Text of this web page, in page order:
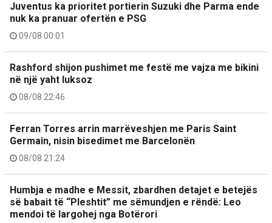
Juventus ka prioritet portierin Suzuki dhe Parma ende
nuk ka pranuar ofertën e PSG
09/08 00:01
Rashford shijon pushimet me festë me vajza me bikini
në një yaht luksoz
08/08 22:46
Ferran Torres arrin marrëveshjen me Paris Saint
Germain, nisin bisedimet me Barcelonën
08/08 21:24
Humbja e madhe e Messit, zbardhen detajet e betejës
së babait të “Pleshtit” me sëmundjen e rëndë: Leo
mendoi të largohej nga Botërori